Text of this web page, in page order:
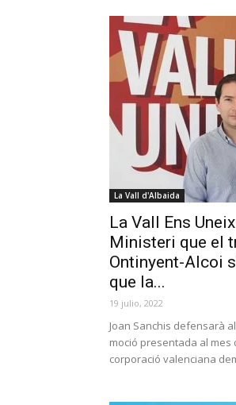
La Vall d'Albaida
La Vall Ens
Ministeri que el
Ontinyent-Alcoi
que la...
19 julio, 2022
Joan Sanchis defensarà
moció presentada al mes
corporació valenciana